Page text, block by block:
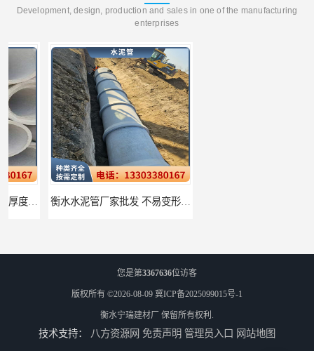
Development, design, production and sales in one of the manufacturing
enterprises
衡水水泥管厂家批发 不易变形结构稳定
您是第3367636位访客
版权所有 ©2026-08-09 冀ICP备2025099015号-1
衡水宁瑞建材厂 保留所有权利.
技术支持： 八方资源网 免责声明 管理员入口 网站地图